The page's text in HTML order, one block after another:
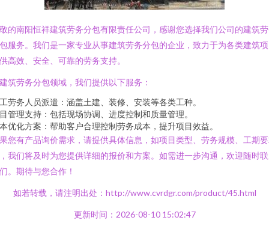
的南阳恒祥建筑劳务分包有限责任公司，感谢您选择我们公司的建筑
服务。我们是一家专业从事建筑劳务分包的企业，致力于为各类建筑
高效、安全、可靠的劳务支持。
筑劳务分包领域，我们提供以下服务：
劳务人员派遣：涵盖土建、装修、安装等各类工种。
管理支持：包括现场协调、进度控制和质量管理。
优化方案：帮助客户合理控制劳务成本，提升项目效益。
您有产品询价需求，请提供具体信息，如项目类型、劳务规模、工期
我们将及时为您提供详细的报价和方案。如需进一步沟通，欢迎随时
。期待与您合作！
如若转载，请注明出处：http://www.cvrdgr.com/product/45.html
更新时间：2026-08-10 15:02:47